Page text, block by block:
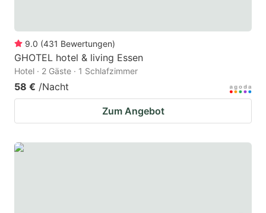
9.0 (431 Bewertungen)
GHOTEL hotel & living Essen
Hotel · 2 Gäste · 1 Schlafzimmer
58 € /Nacht
Zum Angebot